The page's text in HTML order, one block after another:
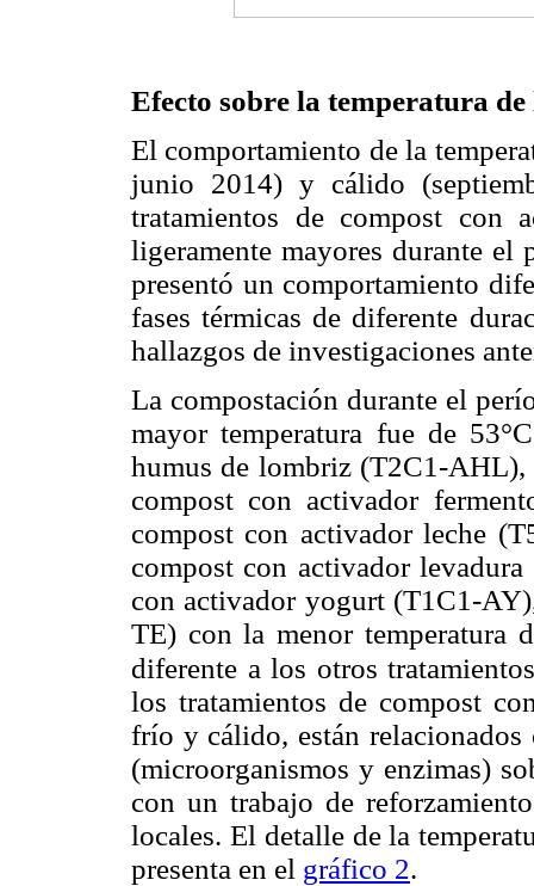
Efecto sobre la temperatura
El comportamiento de la
junio 2014) y cálido
tratamientos de compost con
ligeramente mayores durante
presentó un comportamiento
fases térmicas de diferente
hallazgos de investigaciones
La compostación durante el
mayor temperatura fue de
humus de lombriz (T2C1-AHL),
compost con activador
compost con activador leche
compost con activador
con activador yogurt (T1C1-
TE) con la menor temperatura
diferente a los otros
los tratamientos de compost
frío y cálido, están
(microorganismos y enzimas)
con un trabajo de
locales. El detalle de la
presenta en el gráfico 2.